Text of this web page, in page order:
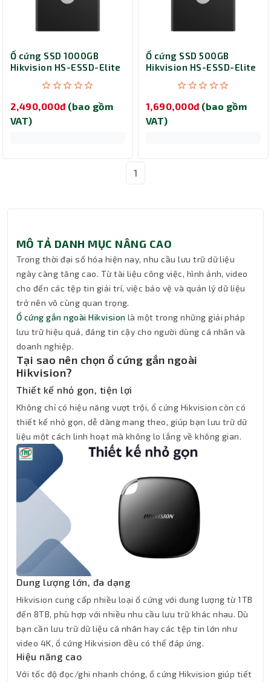
Ổ cứng SSD 1000GB
Hikvision HS-ESSD-Elite
2,490,000đ (bao gồm
VAT)
Ổ cứng SSD 500GB
Hikvision HS-ESSD-Elite
1,690,000đ (bao gồm
VAT)
1
MÔ TẢ DANH MỤC NÂNG CAO
Trong thời đại số hóa hiện nay, nhu cầu lưu trữ dữ liệu
ngày càng tăng cao. Từ tài liệu công việc, hình ảnh, video
cho đến các tệp tin giải trí, việc bảo vệ và quản lý dữ liệu
trở nên vô cùng quan trọng.
Ổ cứng gắn ngoài Hikvision là một trong những giải pháp
lưu trữ hiệu quả, đáng tin cậy cho người dùng cá nhân và
doanh nghiệp.
Tại sao nên chọn ổ cứng gắn ngoài
Hikvision?
Thiết kế nhỏ gọn, tiện lợi
Không chỉ có hiệu năng vượt trội, ổ cứng Hikvision còn có
thiết kế nhỏ gọn, dễ dàng mang theo, giúp bạn lưu trữ dữ
liệu một cách linh hoạt mà không lo lắng về không gian.
Dung lượng lớn, đa dạng
Hikvision cung cấp nhiều loại ổ cứng với dung lượng từ 1TB
đến 8TB, phù hợp với nhiều nhu cầu lưu trữ khác nhau. Dù
bạn cần lưu trữ dữ liệu cá nhân hay các tệp tin lớn như
video 4K, ổ cứng Hikvision đều có thể đáp ứng.
Hiệu năng cao
Với tốc độ đọc/ghi nhanh chóng, ổ cứng Hikvision giúp tiết